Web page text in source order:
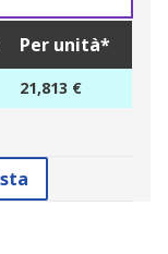
Per unità*
21,813 €